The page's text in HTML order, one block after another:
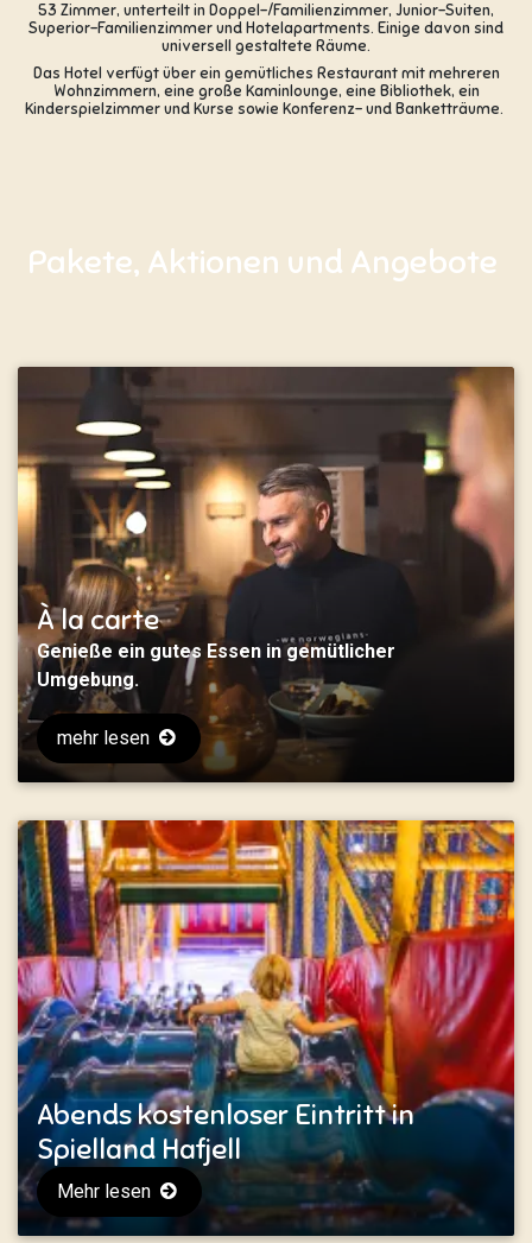
53 Zimmer, unterteilt in Doppel-/Familienzimmer, Junior-Suiten,
Superior-Familienzimmer und Hotelapartments. Einige davon sind
universell gestaltete Räume.
Das Hotel verfügt über ein gemütliches Restaurant mit mehreren
Wohnzimmern, eine große Kaminlounge, eine Bibliothek, ein
Kinderspielzimmer und Kurse sowie Konferenz- und Banketträume.
Pakete, Aktionen und Angebote
À la carte
Genieße ein gutes Essen in gemütlicher
Umgebung.
mehr lesen
Abends kostenloser Eintritt in
Spielland Hafjell
Mehr lesen